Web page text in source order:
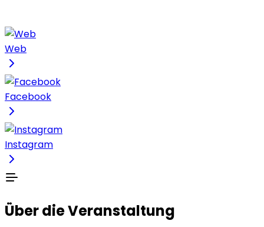
Web
Facebook
Instagram
Über die Veranstaltung